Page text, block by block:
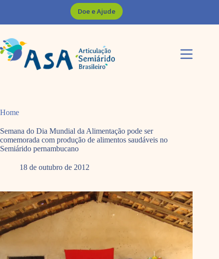
Doe e Ajude
Home
Semana do Dia Mundial da Alimentação pode ser
comemorada com produção de alimentos saudáveis no
Semiárido pernambucano
18 de outubro de 2012